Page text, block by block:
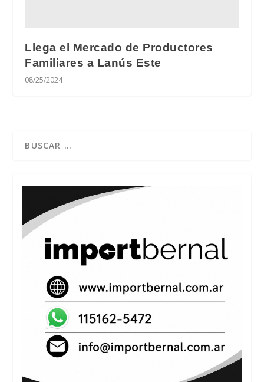
Llega el Mercado de Productores
Familiares a Lanús Este
08/25/2024